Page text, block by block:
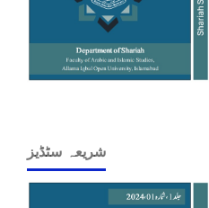
شریعہ سٹڈیز